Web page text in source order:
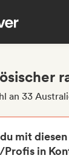
an 33
mit diesen
Profis in